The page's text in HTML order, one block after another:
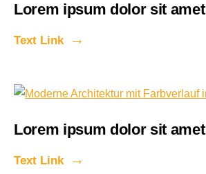
Lorem ipsum dolor sit amet
Text Link
Lorem ipsum dolor sit amet
Text Link